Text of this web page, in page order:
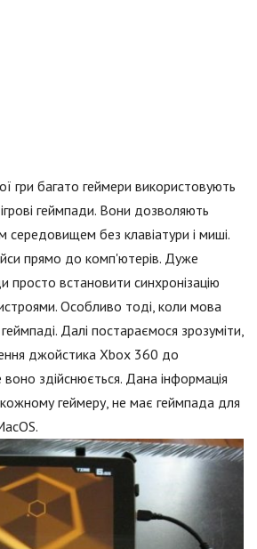
гри багато геймери використовують
ігрові геймпади. Вони дозволяють
середовищем без клавіатури і миші.
прямо до комп'ютерів. Дуже
просто встановити синхронізацію
Особливо тоді, коли мова
Далі постараємося зрозуміти,
джойстика Xbox 360 до
здійснюється. Дана інформація
геймеру, не має геймпада для